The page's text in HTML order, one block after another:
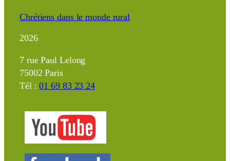
Chrétiens dans le monde rural
2026
7 rue Paul Lelong
75002 Paris
Tél :01 69 83 23 24